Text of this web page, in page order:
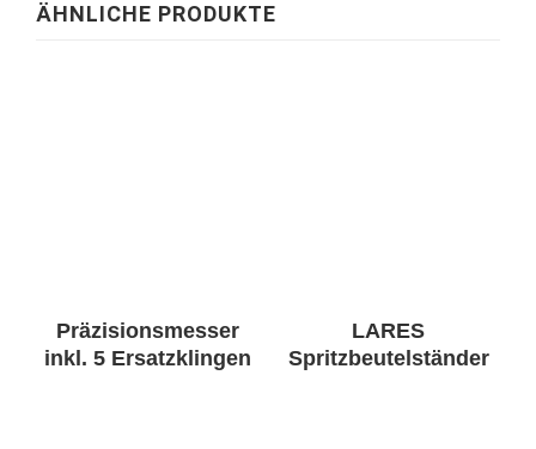
ÄHNLICHE PRODUKTE
Präzisionsmesser
inkl. 5 Ersatzklingen
LARES
Spritzbeutelständer